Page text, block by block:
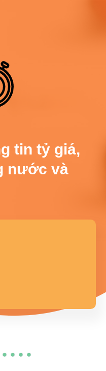
tin tỷ giá,
nước và